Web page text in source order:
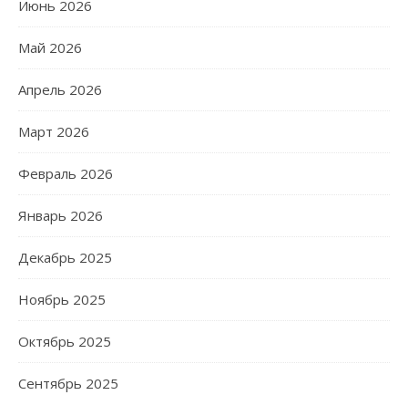
Июнь 2026
Май 2026
Апрель 2026
Март 2026
Февраль 2026
Январь 2026
Декабрь 2025
Ноябрь 2025
Октябрь 2025
Сентябрь 2025